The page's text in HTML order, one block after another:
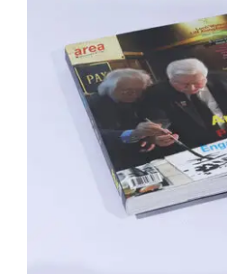
Area Revue n°32/